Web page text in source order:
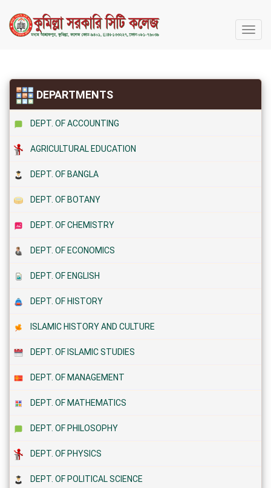
কুমিল্লা
কলেজ
DEPARTMENTS
DEPT. OF ACCOUNTING
AGRICULTURAL EDUCATION
DEPT. OF BANGLA
DEPT. OF BOTANY
DEPT. OF CHEMISTRY
DEPT. OF ECONOMICS
DEPT. OF ENGLISH
DEPT. OF HISTORY
ISLAMIC HISTORY AND CULTURE
DEPT. OF ISLAMIC STUDIES
DEPT. OF MANAGEMENT
DEPT. OF MATHEMATICS
DEPT. OF PHILOSOPHY
DEPT. OF PHYSICS
DEPT. OF POLITICAL SCIENCE